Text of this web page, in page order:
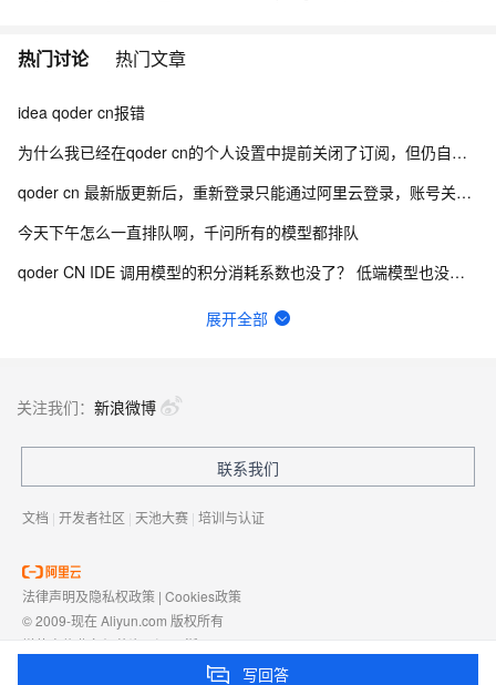
热门讨论 热门文章
idea qoder cn报错
为什么我已经在qoder cn的个人设置中提前关闭了订阅，但仍自动续费
qoder cn 最新版更新后，重新登录只能通过阿里云登录，账号关联错乱
今天下午怎么一直排队啊，千问所有的模型都排队
qoder CN IDE 调用模型的积分消耗系数也没了？ 低端模型也没折扣了吗？
付费高级用户 隐私模式总是自动给设置回共享改进模式
展开全部
写回答
关注我们： 新浪微博
联系我们
文档 | 开发者社区 | 天池大赛 | 培训与认证
法律声明及隐私权政策 | Cookies政策
© 2009-现在 Aliyun.com 版权所有
增值电信业务经营许可证： 浙B2-20080101
浙D3-20210002